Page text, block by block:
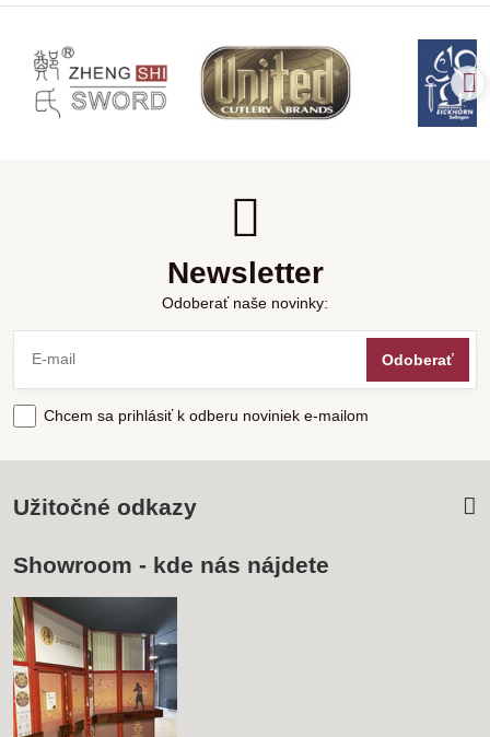
Newsletter
Odoberať naše novinky:
Odoberať
Chcem sa prihlásiť k odberu noviniek e-mailom
Užitočné odkazy
Showroom - kde nás nájdete